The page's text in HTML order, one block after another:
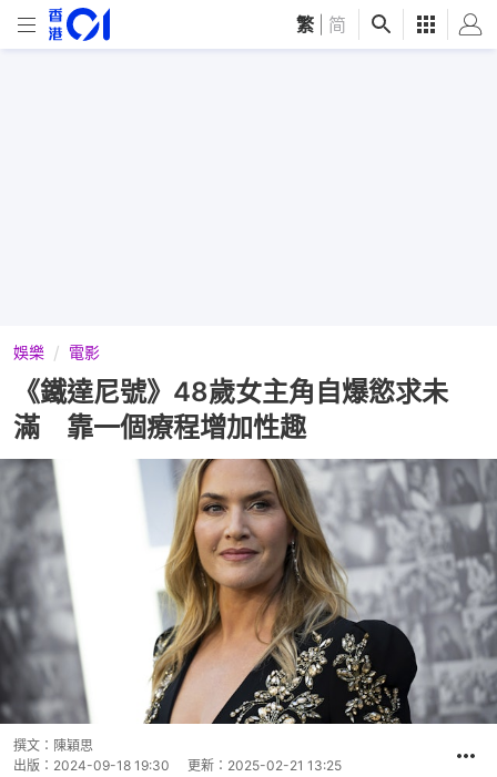
繁 简
娛樂 電影
《鐵達尼號》48歲女主角自爆慾求未
滿 靠一個療程增加性趣
撰文： 陳穎思
出版： 2024-09-18 19:30 更新： 2025-02-21 13:25